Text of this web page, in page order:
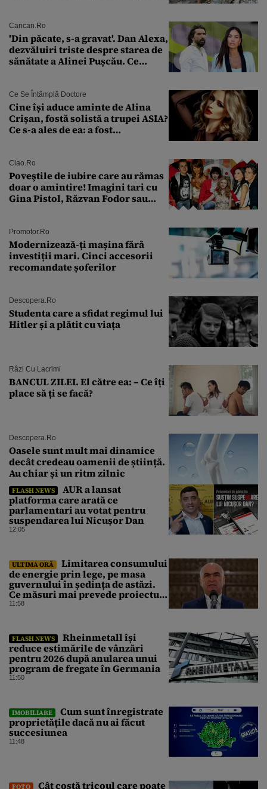
Cancan.ro
'Din păcate, s-a gravat'. Dan Alexa,
dezvăluiri triste despre starea de
sănătate a Alinei Pușcău. Ce
Ce Se Întâmplă Doctore
Cine își aduce aminte de Alina
Crișan, fostă solistă a trupei ASIA?
Ce s-a ales de ea: a fost
Ciao.ro
Poveştile de iubire care au rămas
doar o amintire! Imagini tari cu
Gina Pistol, Răzvan Fodor sau
Promotor.ro
Modernizează-ți mașina fără
investiții mari. Cinci accesorii
recomandate șoferilor
Descopera.ro
Studenta care a sfidat regimul lui
Hitler și a plătit cu viața
Râzi Cu Lacrimi
BANCUL ZILEI. El către ea: – Ce îți
place să ți se facă?
Descopera.ro
Oasele sunt mult mai dinamice
decât credeau oamenii de știință.
Au chiar și un ritm zilnic
FLASH NEWS
AUR a lansat
platforma care arată ce
parlamentari au votat pentru
suspendarea lui Nicușor Dan
12:05
ULTIMA ORĂ
Limitarea consumului
de energie prin lege, pe masa
guvernului în ședința de astăzi.
Ce măsuri mai prevede proiectul
în caz de pandemie, cutremur sau
11:58
FLASH NEWS
Rheinmetall își
reduce estimările de vânzări
pentru 2026 după anularea unui
program de fregate în Germania
11:50
IMOBILIARE
Cum sunt înregistrate
proprietățile dacă nu ai făcut
succesiunea
11:48
FOTO
Cât costă tricoul care poate